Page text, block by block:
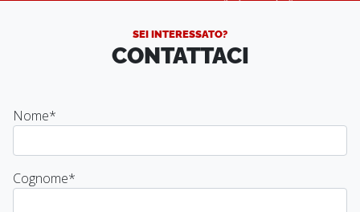
SEI INTERESSATO?
CONTATTACI
Nome*
Cognome*